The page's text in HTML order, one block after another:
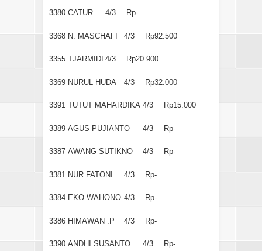
3380 CATUR 4/3 Rp-
3368 N. MASCHAFI 4/3 Rp92.500
3355 TJARMIDI 4/3 Rp20.900
3369 NURUL HUDA 4/3 Rp32.000
3391 TUTUT MAHARDIKA 4/3 Rp15.000
3389 AGUS PUJIANTO 4/3 Rp-
3387 AWANG SUTIKNO 4/3 Rp-
3381 NUR FATONI 4/3 Rp-
3384 EKO WAHONO 4/3 Rp-
3386 HIMAWAN .P 4/3 Rp-
3390 ANDHI SUSANTO 4/3 Rp-